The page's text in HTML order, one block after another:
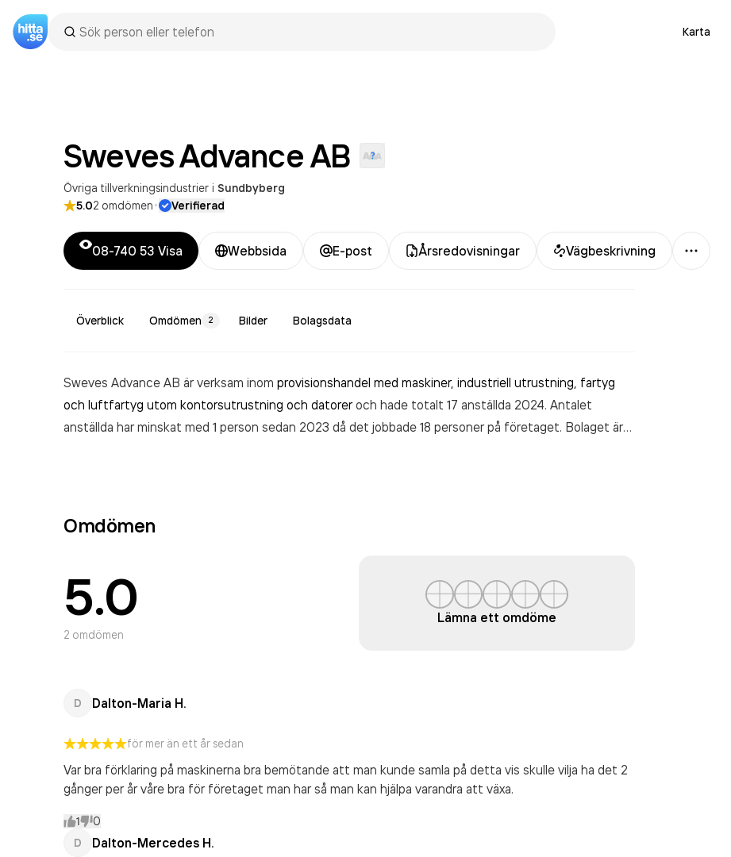
Karta
Sweves AdvanceAB
Övriga tillverkningsindustrier i Sundbyberg
5.02 omdömen· Verifierad
08-740 53 Visa Webbsida E-post Årsredovisningar Vägbeskrivning
Mer
Överblick Omdömen 2 Bilder Bolagsdata
Sweves Advance AB är verksam inom provisionshandel med maskiner, industriell utrustning, fartyg
och luftfartyg utom kontorsutrustning och datoreroch hade totalt 17 anställda 2024. Antalet
anställda har minskat med 1 person sedan 2023 då det jobbade 18 personer på företaget. Bolaget är
Omdömen
5.0
2 omdömen
Lämna ett omdöme
D Dalton-Maria H.
för mer än ett år sedan
Var bra förklaring på maskinerna bra bemötande att man kunde samla på detta vis skulle vilja ha det 2
gånger per år våre bra för företaget man har så man kan hjälpa varandra att växa.
1 0
D Dalton-Mercedes H.